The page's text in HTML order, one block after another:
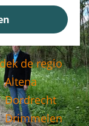
Nieuws &
Updates
de regio
Altena
Dordrecht
Drimmelen